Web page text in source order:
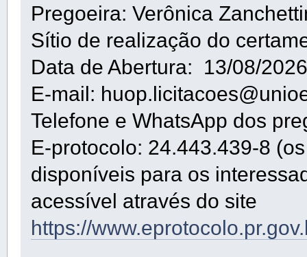
Pregoeira: Verônica
Sítio de realização do
Data de Abertura: 13/08/
E-mail:
Telefone e WhatsApp dos
E-protocolo: 24.443.439-8
disponíveis para os
acessível através do site
https://